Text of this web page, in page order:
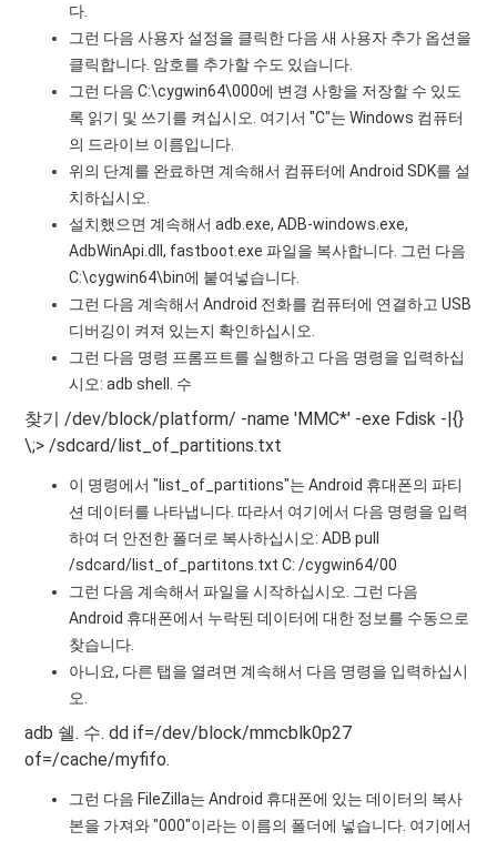
다.
그런 다음 사용자 설정을 클릭한 다음 새 사용자 추가 옵션을
클릭합니다. 암호를 추가할 수도 있습니다.
그런 다음 C:\cygwin64\000에 변경 사항을 저장할 수 있도
록 읽기 및 쓰기를 켜십시오. 여기서 "C"는 Windows 컴퓨터
의 드라이브 이름입니다.
위의 단계를 완료하면 계속해서 컴퓨터에 Android SDK를 설
치하십시오.
설치했으면 계속해서 adb.exe, ADB-windows.exe,
AdbWinApi.dll, fastboot.exe 파일을 복사합니다. 그런 다음
C:\cygwin64\bin에 붙여넣습니다.
그런 다음 계속해서 Android 전화를 컴퓨터에 연결하고 USB
디버깅이 켜져 있는지 확인하십시오.
그런 다음 명령 프롬프트를 실행하고 다음 명령을 입력하십
시오: adb shell. 수
찾기 /dev/block/platform/ -name 'MMC*' -exe Fdisk -|{}
\;> /sdcard/list_of_partitions.txt
이 명령에서 "list_of_partitions"는 Android 휴대폰의 파티
션 데이터를 나타냅니다. 따라서 여기에서 다음 명령을 입력
하여 더 안전한 폴더로 복사하십시오: ADB pull
/sdcard/list_of_partitons.txt C: /cygwin64/00
그런 다음 계속해서 파일을 시작하십시오. 그런 다음
Android 휴대폰에서 누락된 데이터에 대한 정보를 수동으로
찾습니다.
아니요, 다른 탭을 열려면 계속해서 다음 명령을 입력하십시
오.
adb 쉘. 수. dd if=/dev/block/mmcblk0p27
of=/cache/myfifo.
그런 다음 FileZilla는 Android 휴대폰에 있는 데이터의 복사
본을 가져와 "000"이라는 이름의 폴더에 넣습니다. 여기에서